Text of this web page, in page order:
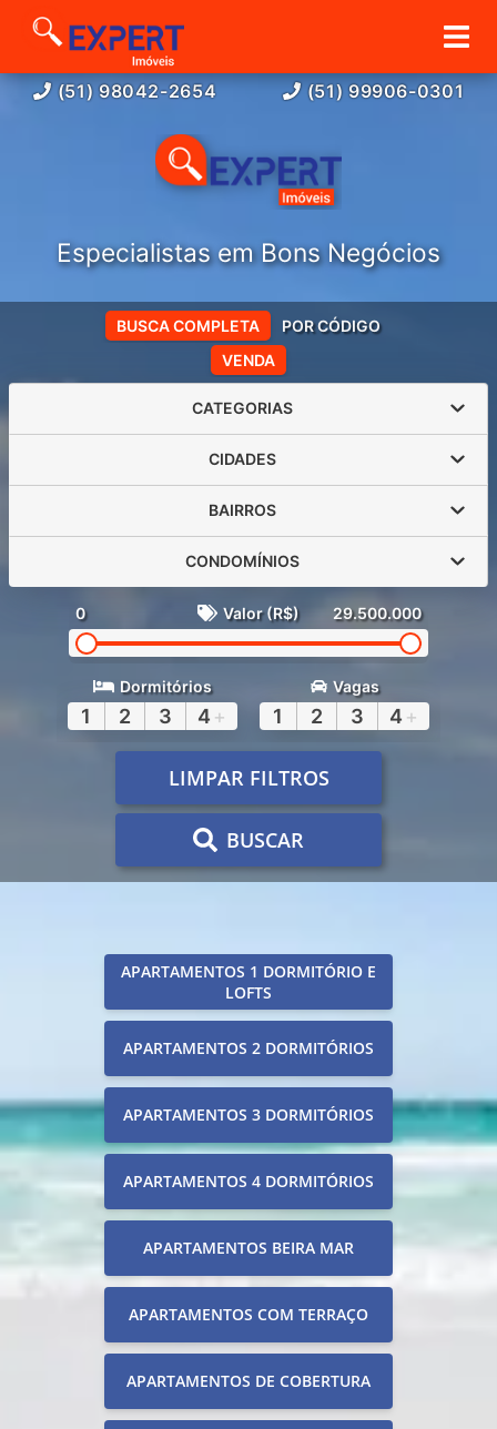
(51) 98042-2654 (51) 99906-0301
Especialistas em Bons Negócios
VENDA
BUSCA COMPLETA POR CÓDIGO
CATEGORIAS
CIDADES
BAIRROS
CONDOMÍNIOS
0 Valor (R$) 29.500.000
Dormitórios
1 2 3 4 +
Vagas
1 2 3 4 +
LIMPAR FILTROS
BUSCAR
APARTAMENTOS 1 DORMITÓRIO E
LOFTS
APARTAMENTOS 2 DORMITÓRIOS
APARTAMENTOS 3 DORMITÓRIOS
APARTAMENTOS 4 DORMITÓRIOS
APARTAMENTOS BEIRA MAR
APARTAMENTOS COM TERRAÇO
APARTAMENTOS DE COBERTURA